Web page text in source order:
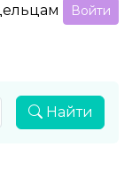
Войти
Найти